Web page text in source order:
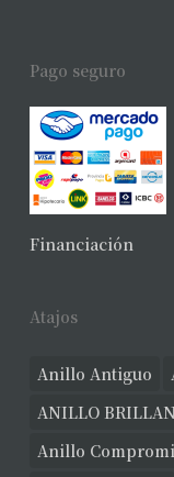
Pago seguro
Financiación
Atajos
Anillo Antiguo
ANILLO
Anillo